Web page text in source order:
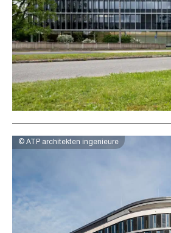
© ATP architekten ingenieure